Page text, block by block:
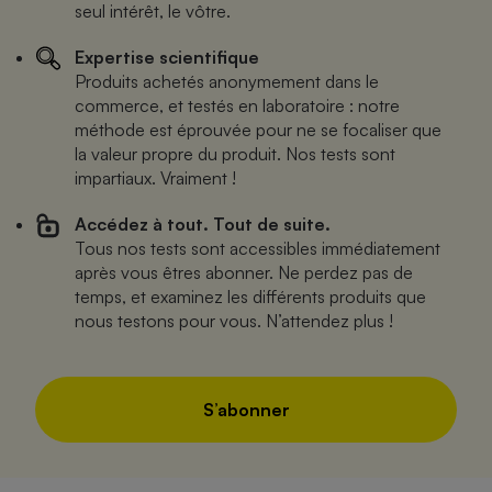
seul intérêt, le vôtre.
Expertise scientifique
Produits achetés anonymement dans le
commerce, et testés en laboratoire : notre
méthode est éprouvée pour ne se focaliser que
la valeur propre du produit. Nos tests sont
impartiaux. Vraiment !
Accédez à tout. Tout de suite.
Tous nos tests sont accessibles immédiatement
après vous êtres abonner. Ne perdez pas de
temps, et examinez les différents produits que
nous testons pour vous. N’attendez plus !
S’abonner